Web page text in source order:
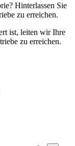
Hinterlassen Sie
zu erreichen.
ist, leiten wir Ihre
zu erreichen.